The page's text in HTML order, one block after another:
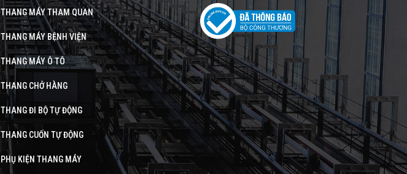
THANG MÁY THAM QUAN
THANG MÁY BỆNH VIỆN
THANG MÁY Ô TÔ
THANG CHỞ HÀNG
THANG ĐI BỘ TỰ ĐỘNG
THANG CUỐN TỰ ĐỘNG
PHỤ KIỆN THANG MÁY